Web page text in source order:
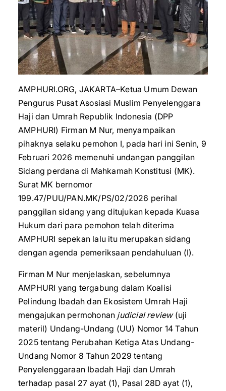
AMPHURI.ORG, JAKARTA–Ketua Umum Dewan
Pengurus Pusat Asosiasi Muslim Penyelenggara
Haji dan Umrah Republik Indonesia (DPP
AMPHURI) Firman M Nur, menyampaikan
pihaknya selaku pemohon I, pada hari ini Senin, 9
Februari 2026 memenuhi undangan panggilan
Sidang perdana di Mahkamah Konstitusi (MK).
Surat MK bernomor
199.47/PUU/PAN.MK/PS/02/2026 perihal
panggilan sidang yang ditujukan kepada Kuasa
Hukum dari para pemohon telah diterima
AMPHURI sepekan lalu itu merupakan sidang
dengan agenda pemeriksaan pendahuluan (I).
Firman M Nur menjelaskan, sebelumnya
AMPHURI yang tergabung dalam Koalisi
Pelindung Ibadah dan Ekosistem Umrah Haji
mengajukan permohonan judicial review(uji
materil) Undang-Undang (UU) Nomor 14 Tahun
2025 tentang Perubahan Ketiga Atas Undang-
Undang Nomor 8 Tahun 2029 tentang
Penyelenggaraan Ibadah Haji dan Umrah
terhadap pasal 27 ayat (1), Pasal 28D ayat (1),